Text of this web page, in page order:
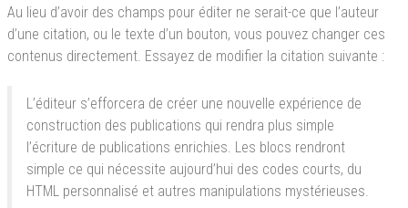
Au lieu d’avoir des champs pour éditer ne serait-ce que l’auteur
d’une citation, ou le texte d’un bouton, vous pouvez changer ces
contenus directement. Essayez de modifier la citation suivante :
L’éditeur s’efforcera de créer une nouvelle expérience de
construction des publications qui rendra plus simple
l’écriture de publications enrichies. Les blocs rendront
simple ce qui nécessite aujourd’hui des codes courts, du
HTML personnalisé et autres manipulations mystérieuses.